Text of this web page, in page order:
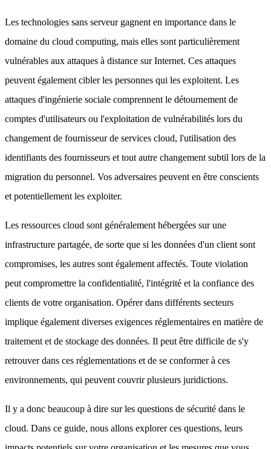
Les technologies sans serveur gagnent en importance dans le
domaine du cloud computing, mais elles sont particulièrement
vulnérables aux attaques à distance sur Internet. Ces attaques
peuvent également cibler les personnes qui les exploitent. Les
attaques d'ingénierie sociale comprennent le détournement de
comptes d'utilisateurs ou l'exploitation de vulnérabilités lors du
changement de fournisseur de services cloud, l'utilisation des
identifiants des fournisseurs et tout autre changement subtil lors de la
migration du personnel. Vos adversaires peuvent en être conscients
et potentiellement les exploiter.
Les ressources cloud sont généralement hébergées sur une
infrastructure partagée, de sorte que si les données d'un client sont
compromises, les autres sont également affectés. Toute violation
peut compromettre la confidentialité, l'intégrité et la confiance des
clients de votre organisation. Opérer dans différents secteurs
implique également diverses exigences réglementaires en matière de
traitement et de stockage des données. Il peut être difficile de s'y
retrouver dans ces réglementations et de se conformer à ces
environnements, qui peuvent couvrir plusieurs juridictions.
Il y a donc beaucoup à dire sur les questions de sécurité dans le
cloud. Dans ce guide, nous allons explorer ces questions, leurs